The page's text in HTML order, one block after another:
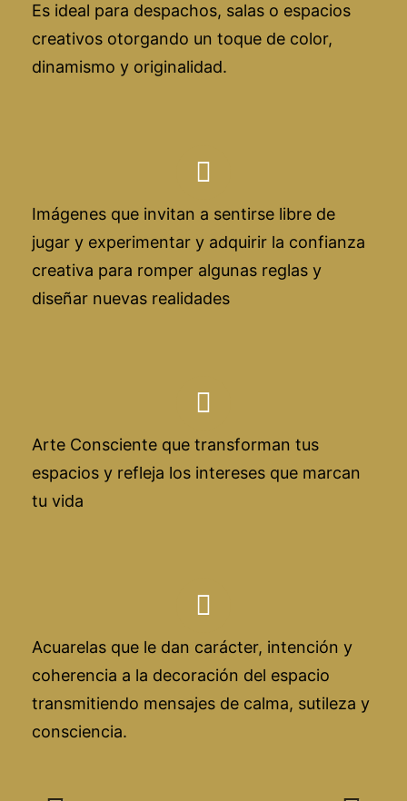
Es ideal para despachos, salas o espacios
creativos otorgando un toque de color,
dinamismo y originalidad.
Imágenes que invitan a sentirse libre de
jugar y experimentar y adquirir la confianza
creativa para romper algunas reglas y
diseñar nuevas realidades
Arte Consciente que transforman tus
espacios y refleja los intereses que marcan
tu vida
Acuarelas que le dan carácter, intención y
coherencia a la decoración del espacio
transmitiendo mensajes de calma, sutileza y
consciencia.